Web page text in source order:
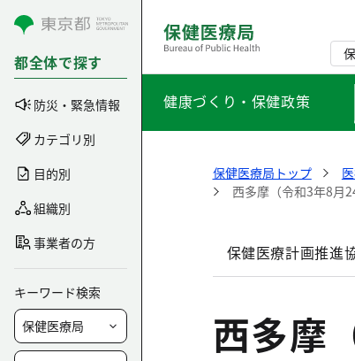
コンテンツにスキップ
都全体で探す
防災・緊急情報
カテゴリ別
目的別
組織別
事業者の方
キーワード検索
健康づくり・保健政策
保健医療局トップ
西多摩（令和3年8月
保健医療計画推進
西多摩